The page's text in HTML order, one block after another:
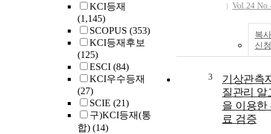
KCI등재
(1,145)
SCOPUS (353)
KCI등재후보
(125)
ESCI (84)
KCI우수등재
(27)
SCIE (21)
구)KCI등재(통
합) (14)
Vol.24
복
신청
3
기상관측
질관리 알
을 이용한
료 검증